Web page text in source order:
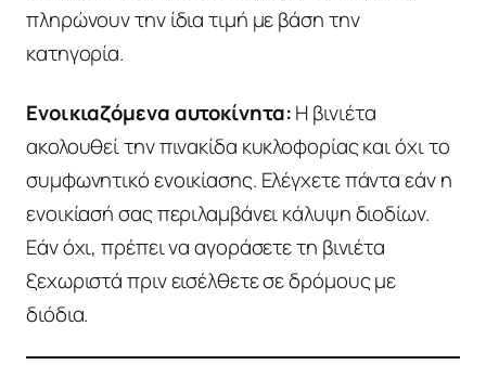
πληρώνουν την ίδια τιμή με βάση την
κατηγορία.
Ενοικιαζόμενα αυτοκίνητα:Η βινιέτα
ακολουθεί την πινακίδα κυκλοφορίας και όχι το
συμφωνητικό ενοικίασης. Ελέγχετε πάντα εάν η
ενοικίασή σας περιλαμβάνει κάλυψη διοδίων.
Εάν όχι, πρέπει να αγοράσετε τη βινιέτα
ξεχωριστά πριν εισέλθετε σε δρόμους με
διόδια.